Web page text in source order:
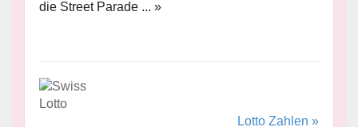
die Street Parade ... »
Lotto Zahlen »